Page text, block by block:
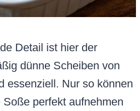
Detail ist hier der
dünne Scheiben von
essenziell. Nur so können
perfekt aufnehmen